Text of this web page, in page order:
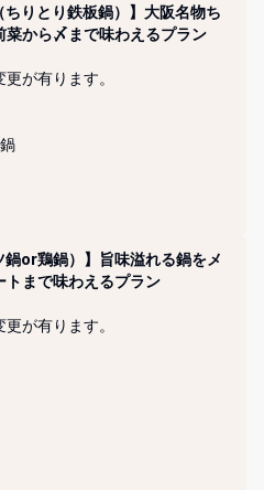
りとり鉄板鍋）】大阪名物ち
菜から〆まで味わえるプラン
が有ります。
or鶏鍋）】旨味溢れる鍋をメ
トまで味わえるプラン
が有ります。